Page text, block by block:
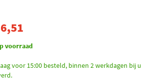
voorraad
voor 15:00 besteld, binnen 2 werkdagen bij u